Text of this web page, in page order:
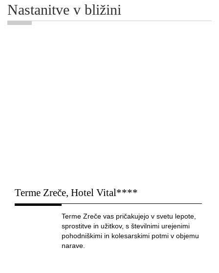
Nastanitve v bližini
Terme Zreče, Hotel Vital****
Terme Zreče vas pričakujejo v svetu lepote,
sprostitve in užitkov, s številnimi urejenimi
pohodniškimi in kolesarskimi potmi v objemu
narave.